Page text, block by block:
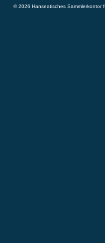
© 2026 Hanseatisches Sammlerkontor